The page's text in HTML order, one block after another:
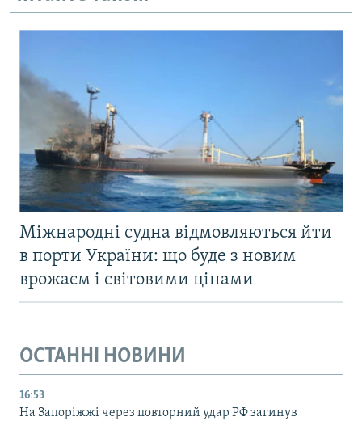
Міжнародні судна відмовляються йти
в порти України: що буде з новим
врожаєм і світовими цінами
ОСТАННІ НОВИНИ
16:53
На Запоріжжі через повторний удар РФ загинув